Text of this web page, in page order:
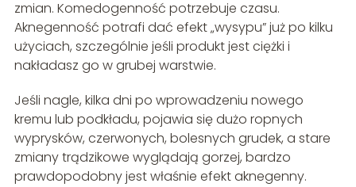
zmian. Komedogenność potrzebuje czasu.
Aknegenność potrafi dać efekt „wysypu” już po kilku
użyciach, szczególnie jeśli produkt jest ciężki i
nakładasz go w grubej warstwie.
Jeśli nagle, kilka dni po wprowadzeniu nowego
kremu lub podkładu, pojawia się dużo ropnych
wyprysków, czerwonych, bolesnych grudek, a stare
zmiany trądzikowe wyglądają gorzej, bardzo
prawdopodobny jest właśnie efekt aknegenny.